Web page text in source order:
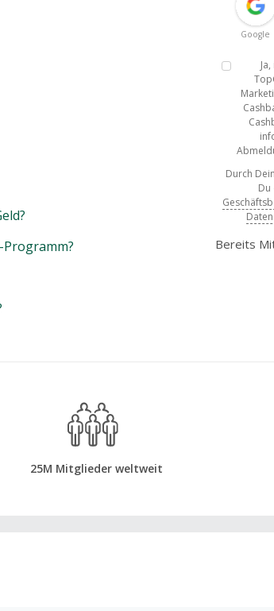
Google
Durch
Bereits
25M Mitglieder weltweit